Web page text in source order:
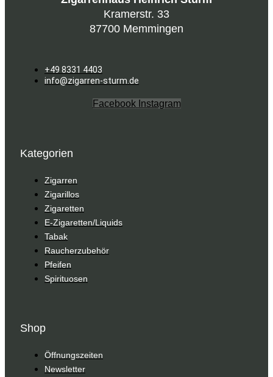
Kramerstr. 33
87700 Memmingen
+49 8331 4403
info@zigarren-sturm.de
Facebook Instagram
Kategorien
Zigarren
Zigarillos
Zigaretten
E-Zigaretten/Liquids
Tabak
Raucherzubehör
Pfeifen
Spirituosen
Shop
Öffnungszeiten
Newsletter